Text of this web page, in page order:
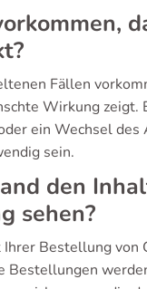
Fällen
Wirkung zeigt.
ein Wechsel
sein.
den
sehen?
Ihrer Bestellung von
Bestellungen